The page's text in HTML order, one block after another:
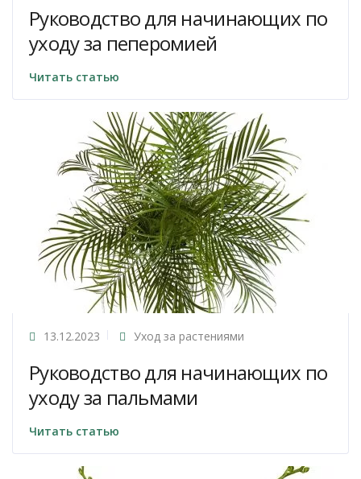
Руководство для начинающих по
уходу за пеперомией
Читать статью
13.12.2023 Уход за растениями
Руководство для начинающих по
уходу за пальмами
Читать статью